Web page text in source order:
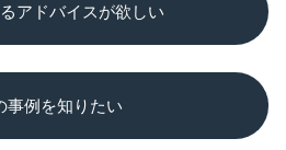
アドバイスが欲しい
事例を知りたい